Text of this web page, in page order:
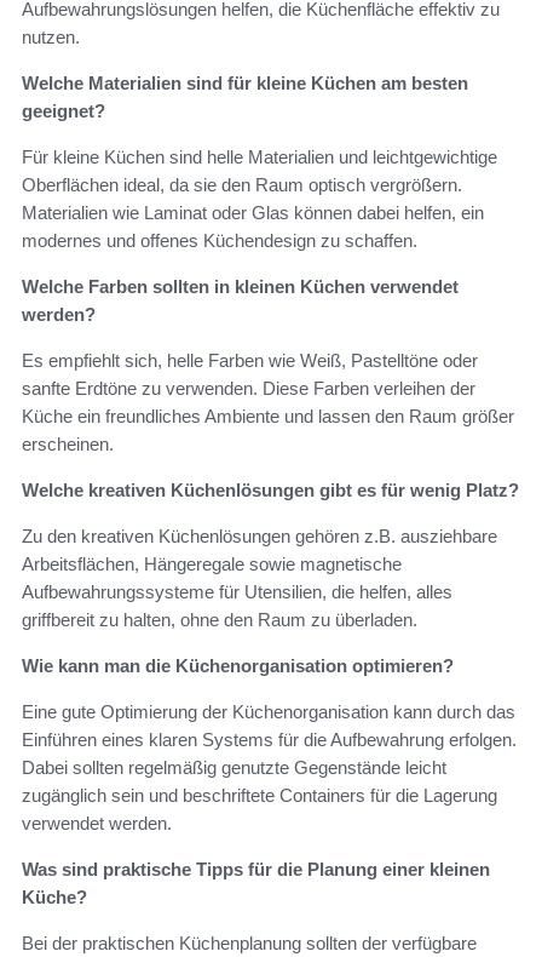
Aufbewahrungslösungen helfen, die Küchenfläche effektiv zu
nutzen.
Welche Materialien sind für kleine Küchen am besten
geeignet?
Für kleine Küchen sind helle Materialien und leichtgewichtige
Oberflächen ideal, da sie den Raum optisch vergrößern.
Materialien wie Laminat oder Glas können dabei helfen, ein
modernes und offenes Küchendesign zu schaffen.
Welche Farben sollten in kleinen Küchen verwendet
werden?
Es empfiehlt sich, helle Farben wie Weiß, Pastelltöne oder
sanfte Erdtöne zu verwenden. Diese Farben verleihen der
Küche ein freundliches Ambiente und lassen den Raum größer
erscheinen.
Welche kreativen Küchenlösungen gibt es für wenig Platz?
Zu den kreativen Küchenlösungen gehören z.B. ausziehbare
Arbeitsflächen, Hängeregale sowie magnetische
Aufbewahrungssysteme für Utensilien, die helfen, alles
griffbereit zu halten, ohne den Raum zu überladen.
Wie kann man die Küchenorganisation optimieren?
Eine gute Optimierung der Küchenorganisation kann durch das
Einführen eines klaren Systems für die Aufbewahrung erfolgen.
Dabei sollten regelmäßig genutzte Gegenstände leicht
zugänglich sein und beschriftete Containers für die Lagerung
verwendet werden.
Was sind praktische Tipps für die Planung einer kleinen
Küche?
Bei der praktischen Küchenplanung sollten der verfügbare